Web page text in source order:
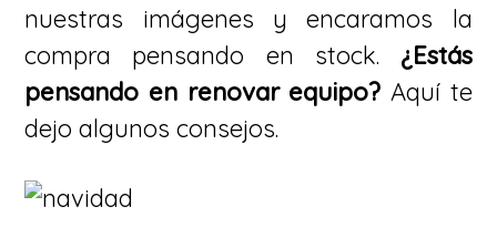
nuestras imágenes y encaramos la
compra pensando en stock. ¿Estás
pensando en renovar equipo? Aquí te
dejo algunos consejos.